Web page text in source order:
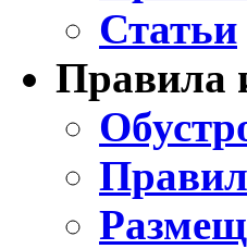
Статьи
Правила